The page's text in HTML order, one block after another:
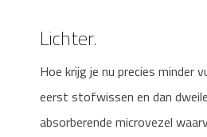
Lichter.
Hoe krijg je nu precies minder
eerst stofwissen en dan
absorberende microvezel